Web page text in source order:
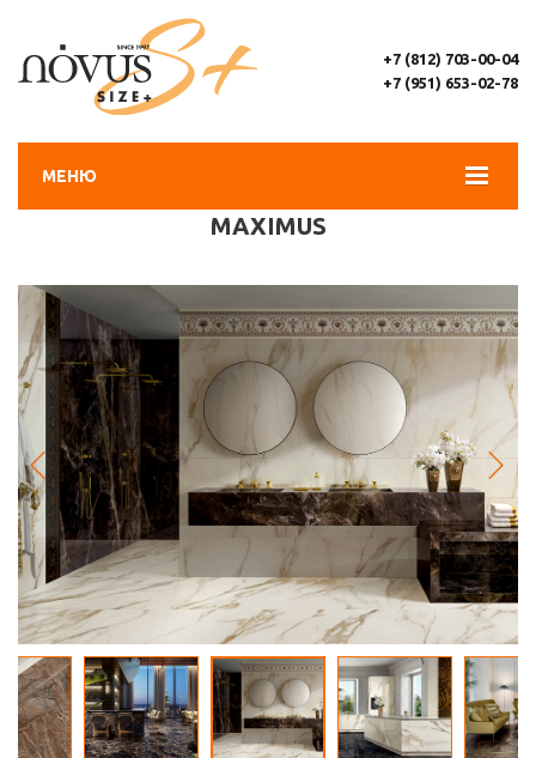
МЕНЮ
+7 (812) 703-00-04
+7 (951) 653-02-78
MAXIMUS